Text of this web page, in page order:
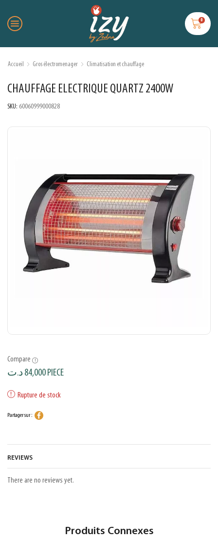
0
Accueil Gros électromenager Climatisation et chauffage
CHAUFFAGE ELECTRIQUE QUARTZ 2400W
SKU: 60060999000828
Compare
84,000د.ت PIECE
Rupture de stock
Partager sur :
REVIEWS
There are no reviews yet.
Produits Connexes